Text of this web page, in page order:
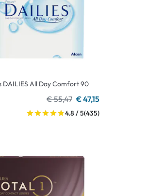
DAILIES All Day Comfort 90
€ 55,47 € 47,15
4.8 / 5(435)